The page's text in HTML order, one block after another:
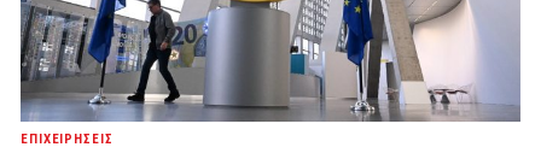
ΕΠΙΧΕΙΡΗΣΕΙΣ